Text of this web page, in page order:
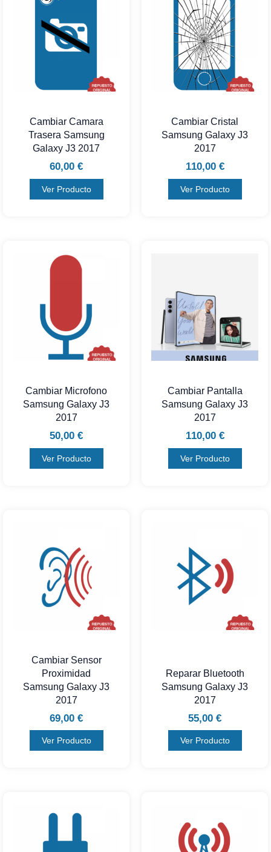
Cambiar Camara
Trasera Samsung
Galaxy J3 2017
60,00 €
Ver Producto
Cambiar Cristal
Samsung Galaxy J3
2017
110,00 €
Ver Producto
Cambiar Microfono
Samsung Galaxy J3
2017
50,00 €
Ver Producto
Cambiar Pantalla
Samsung Galaxy J3
2017
110,00 €
Ver Producto
Cambiar Sensor
Proximidad
Samsung Galaxy J3
2017
69,00 €
Ver Producto
Reparar Bluetooth
Samsung Galaxy J3
2017
55,00 €
Ver Producto